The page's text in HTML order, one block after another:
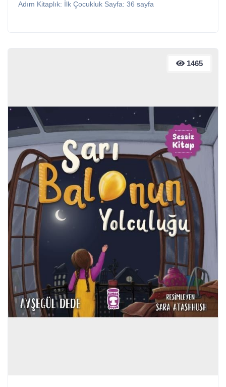
Adım Kitaplık: İlk Çocukluk Sayfa: 36 sayfa
1465
1465